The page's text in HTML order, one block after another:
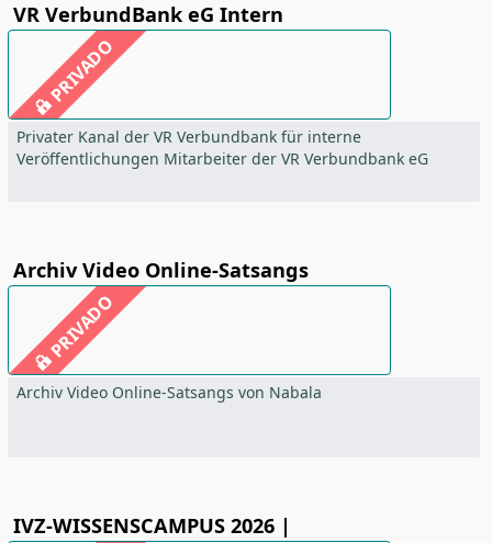
VR VerbundBank eG Intern
PRIVADO
Privater Kanal der VR Verbundbank für interne
Veröffentlichungen Mitarbeiter der VR Verbundbank eG
Archiv Video Online-Satsangs
PRIVADO
Archiv Video Online-Satsangs von Nabala
IVZ-WISSENSCAMPUS 2026 |